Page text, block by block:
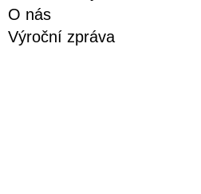
O nás
Výroční zpráva